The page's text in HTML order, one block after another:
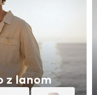
z lanom